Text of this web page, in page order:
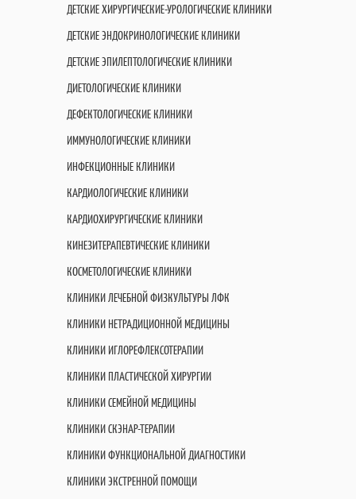
ДЕТСКИЕ ХИРУРГИЧЕСКИЕ-УРОЛОГИЧЕСКИЕ КЛИНИКИ
ДЕТСКИЕ ЭНДОКРИНОЛОГИЧЕСКИЕ КЛИНИКИ
ДЕТСКИЕ ЭПИЛЕПТОЛОГИЧЕСКИЕ КЛИНИКИ
ДИЕТОЛОГИЧЕСКИЕ КЛИНИКИ
ДЕФЕКТОЛОГИЧЕСКИЕ КЛИНИКИ
ИММУНОЛОГИЧЕСКИЕ КЛИНИКИ
ИНФЕКЦИОННЫЕ КЛИНИКИ
КАРДИОЛОГИЧЕСКИЕ КЛИНИКИ
КАРДИОХИРУРГИЧЕСКИЕ КЛИНИКИ
КИНЕЗИТЕРАПЕВТИЧЕСКИЕ КЛИНИКИ
КОСМЕТОЛОГИЧЕСКИЕ КЛИНИКИ
КЛИНИКИ ЛЕЧЕБНОЙ ФИЗКУЛЬТУРЫ ЛФК
КЛИНИКИ НЕТРАДИЦИОННОЙ МЕДИЦИНЫ
КЛИНИКИ ИГЛОРЕФЛЕКСОТЕРАПИИ
КЛИНИКИ ПЛАСТИЧЕСКОЙ ХИРУРГИИ
КЛИНИКИ СЕМЕЙНОЙ МЕДИЦИНЫ
КЛИНИКИ СКЭНАР-ТЕРАПИИ
КЛИНИКИ ФУНКЦИОНАЛЬНОЙ ДИАГНОСТИКИ
КЛИНИКИ ЭКСТРЕННОЙ ПОМОЩИ